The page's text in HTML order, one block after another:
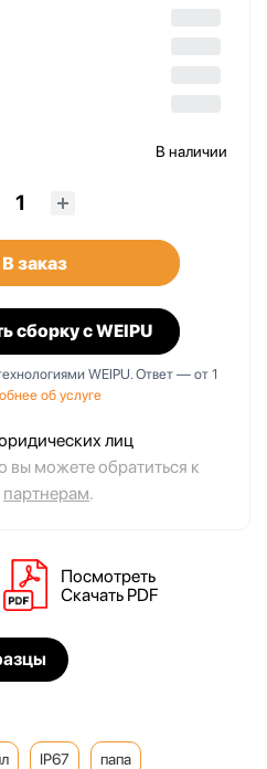
В наличии
В заказ
сборкус WEIPU
WEIPU. Ответ — от 1
об услуге
лиц
вы можете обратиться к
партнерам.
Посмотреть
Скачать PDF
IP67 папа